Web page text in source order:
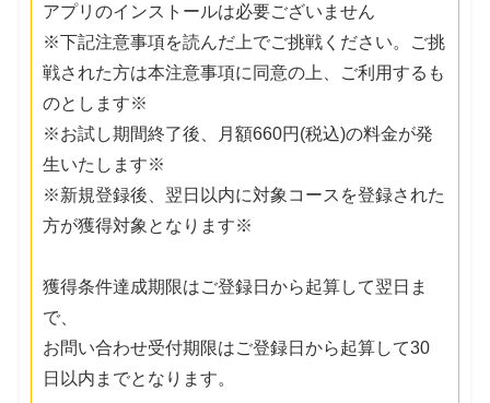
アプリのインストールは必要ございません
※下記注意事項を読んだ上でご挑戦ください。ご挑
戦された方は本注意事項に同意の上、ご利用するも
のとします※
※お試し期間終了後、月額660円(税込)の料金が発
生いたします※
※新規登録後、翌日以内に対象コースを登録された
方が獲得対象となります※
獲得条件達成期限はご登録日から起算して翌日ま
で、
お問い合わせ受付期限はご登録日から起算して30
日以内までとなります。